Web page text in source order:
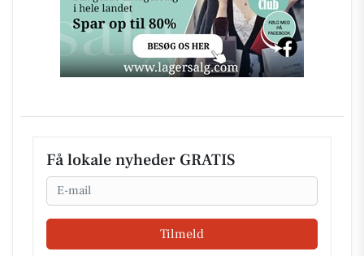
Få lokale nyheder GRATIS
Email
Tilmeld